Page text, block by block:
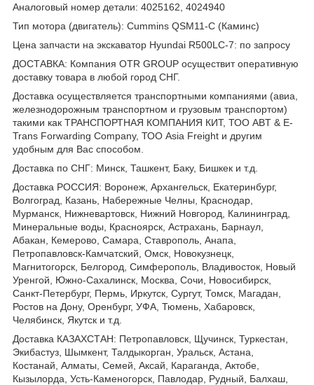
Аналоговый номер детали: 4025162, 4024940
Тип мотора (двигатель): Cummins QSM11-C (Каминс)
Цена запчасти на экскаватор Hyundai R500LC-7: по запросу
ДОСТАВКА: Компания OTR GROUP осуществит оперативную
доставку товара в любой город СНГ.
Доставка осуществляется транспортными компаниями (авиа,
железнодорожным транспортном и грузовым транспортом)
такими как ТРАНСПОРТНАЯ КОМПАНИЯ КИТ, ТОО ABT & E-
Trans Forwarding Company, ТОО Asia Freight и другим
удобным для Вас способом.
Доставка по СНГ: Минск, Ташкент, Баку, Бишкек и т.д.
Доставка РОССИЯ: Воронеж, Архангельск, Екатеринбург,
Волгоград, Казань, Набережные Челны, Краснодар,
Мурманск, Нижневартовск, Нижний Новгород, Калининград,
Минеральные воды, Красноярск, Астрахань, Барнаул,
Абакан, Кемерово, Самара, Ставрополь, Анапа,
Петропавловск-Камчатский, Омск, Новокузнецк,
Магнитогорск, Белгород, Симферополь, Владивосток, Новый
Уренгой, Южно-Сахалинск, Москва, Сочи, Новосибирск,
Санкт-Петербург, Пермь, Иркутск, Сургут, Томск, Магадан,
Ростов на Дону, Оренбург, УФА, Тюмень, Хабаровск,
Челябинск, Якутск и т.д.
Доставка КАЗАХСТАН: Петропавловск, Щучинск, Туркестан,
Экибастуз, Шымкент, Талдыкорган, Уральск, Астана,
Костанай, Алматы, Семей, Аксай, Караганда, Актобе,
Кызылорда, Усть-Каменогорск, Павлодар, Рудный, Балхаш,